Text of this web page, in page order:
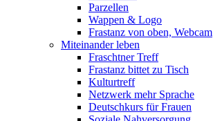
Parzellen
Wappen & Logo
Frastanz von oben, Webcam
Miteinander leben
Fraschtner Treff
Frastanz bittet zu Tisch
Kulturtreff
Netzwerk mehr Sprache
Deutschkurs für Frauen